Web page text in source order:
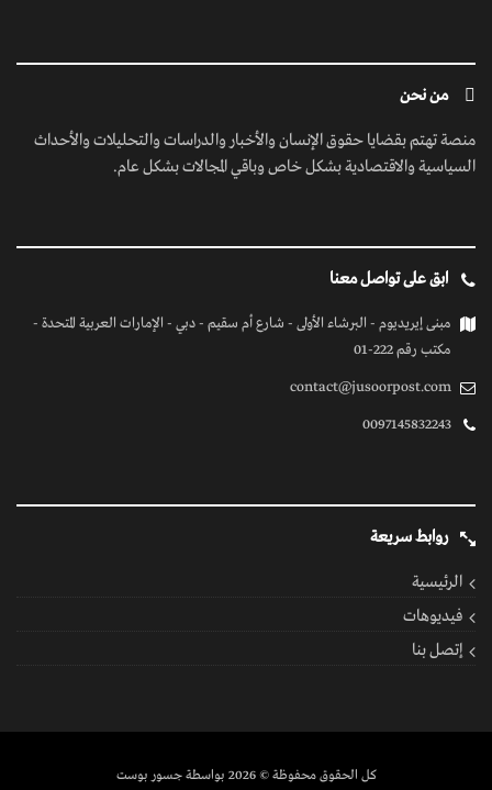
من نحن
منصة تهتم بقضايا حقوق الإنسان والأخبار والدراسات والتحليلات والأحداث
السياسية والاقتصادية بشكل خاص وباقي المجالات بشكل عام.
ابق على تواصل معنا
مبنى إيريديوم - البرشاء الأولى - شارع أم سقيم - دبي - الإمارات العربية المتحدة -
مكتب رقم 222-01
contact@jusoorpost.com
0097145832243
روابط سريعة
الرئيسية
فيديوهات
إتصل بنا
كل الحقوق محفوظة© 2026 بواسطة جسور بوست